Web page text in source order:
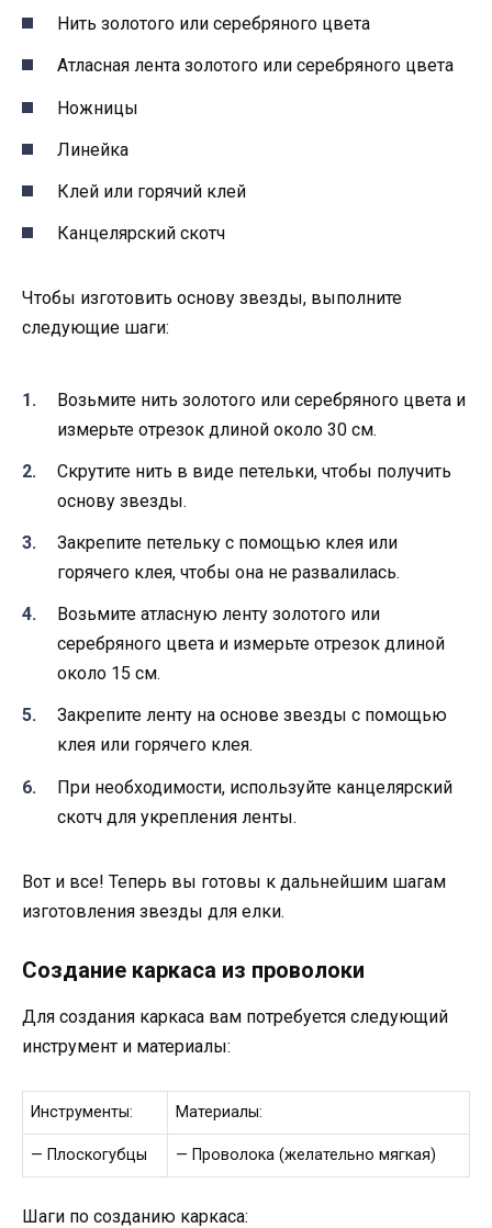
Нить золотого или серебряного цвета
Атласная лента золотого или серебряного цвета
Ножницы
Линейка
Клей или горячий клей
Канцелярский скотч
Чтобы изготовить основу звезды, выполните
следующие шаги:
Возьмите нить золотого или серебряного цвета и
измерьте отрезок длиной около 30 см.
Скрутите нить в виде петельки, чтобы получить
основу звезды.
Закрепите петельку с помощью клея или
горячего клея, чтобы она не развалилась.
Возьмите атласную ленту золотого или
серебряного цвета и измерьте отрезок длиной
около 15 см.
Закрепите ленту на основе звезды с помощью
клея или горячего клея.
При необходимости, используйте канцелярский
скотч для укрепления ленты.
Вот и все! Теперь вы готовы к дальнейшим шагам
изготовления звезды для елки.
Создание каркаса из проволоки
Для создания каркаса вам потребуется следующий
инструмент и материалы:
Инструменты: Материалы:
— Плоскогубцы — Проволока (желательно мягкая)
Шаги по созданию каркаса: